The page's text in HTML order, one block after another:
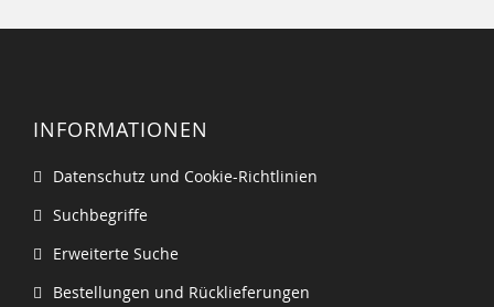
INFORMATIONEN
Datenschutz und Cookie-Richtlinien
Suchbegriffe
Erweiterte Suche
Bestellungen und Rücklieferungen